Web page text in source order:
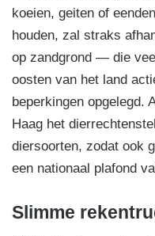
koeien, geiten of
houden, zal straks
op zandgrond — die
oosten van het land
beperkingen opgelegd.
Haag het
diersoorten, zodat ook
een nationaal plafond
Slimme